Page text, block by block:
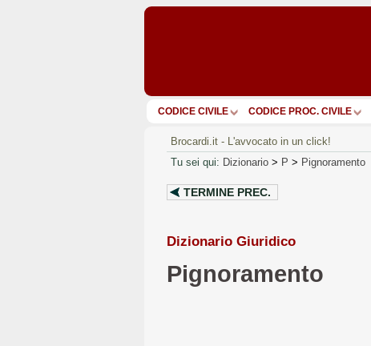
CODICE CIVILE CODICE PROC. CIVILE
Brocardi.it - L'avvocato in un click!
Tu sei qui: Dizionario > P > Pignoramento
TERMINE PREC.
Dizionario Giuridico
Pignoramento